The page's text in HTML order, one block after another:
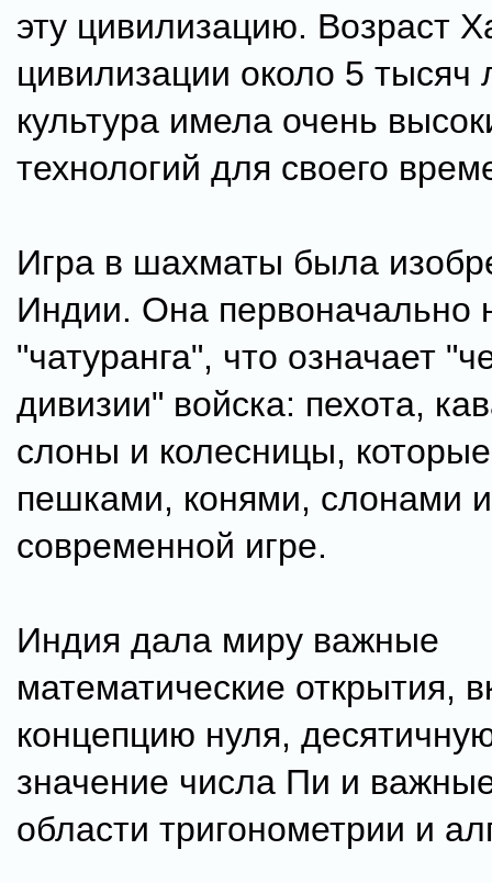
эту цивилизацию. Возраст
цивилизации около 5 тысяч
культура имела очень
технологий для своего
Игра в шахматы была
Индии. Она первоначально
"чатуранга", что означает
дивизии" войска: пехота,
слоны и колесницы,
пешками, конями, слонами
современной игре.
Индия дала миру важные
математические открытия,
концепцию нуля,
значение числа Пи и
области тригонометрии и